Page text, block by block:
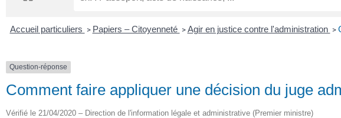
Accueil particuliers > Papiers – Citoyenneté > Agir en justice contre l'administration >
Question-réponse
Comment faire appliquer une décision du juge
Vérifié le 21/04/2020 – Direction de l'information légale et administrative (Premier ministre)